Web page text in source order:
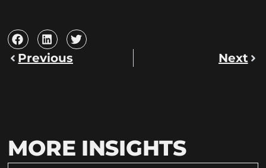
Previous Next
MORE INSIGHTS